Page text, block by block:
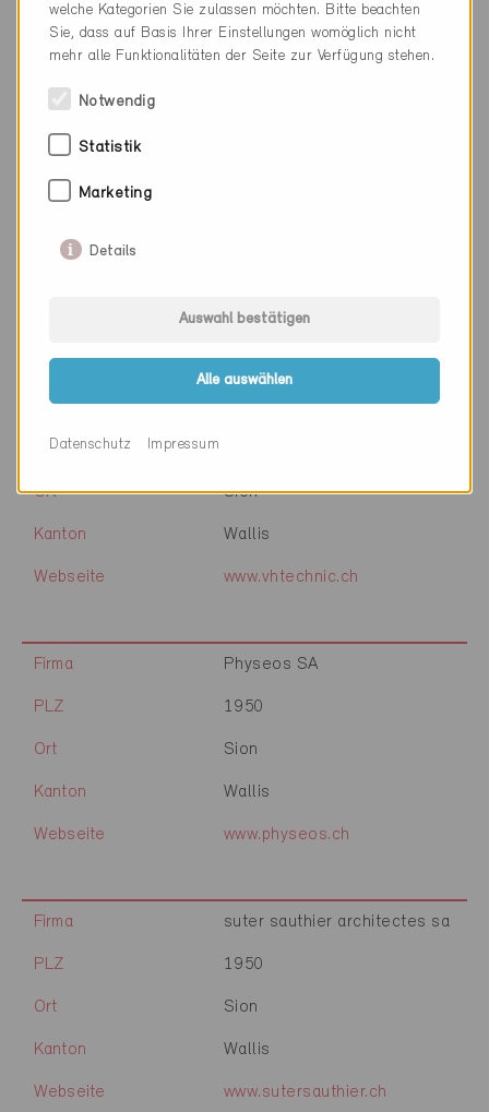
Kanton Wallis
Webseite www.technitherm.ch
Firma
PLZ
Kanton
www.enerconseil.ch
Firma VHTechnic Sàrl
PLZ
Ort Sion
Kanton Wallis
Webseite www.vhtechnic.ch
Firma Physeos SA
PLZ 1950
Ort Sion
Kanton Wallis
Webseite www.physeos.ch
Firma suter sauthier architectes sa
PLZ 1950
Ort Sion
Kanton Wallis
Webseite www.sutersauthier.ch
welche Kategorien Sie zulassen möchten. Bitte beachten
Sie, dass auf Basis Ihrer Einstellungen womöglich nicht
mehr alle Funktionalitäten der Seite zur Verfügung stehen.
Notwendig
Statistik
Marketing
Details
Auswahl bestätigen
Alle auswählen
Datenschutz Impressum